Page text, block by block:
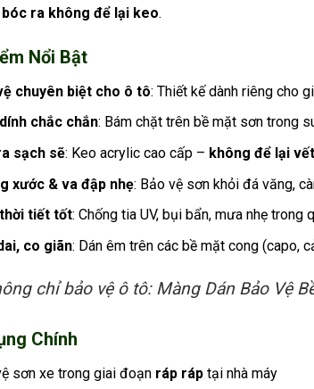
bóc ra không để lại keo.
Nổi Bật
chuyên biệt cho ô tô: Thiết kế dành riêng cho
chắc chắn: Bám chặt trên bề mặt sơn trong
sạch sẽ: Keo acrylic cao cấp – không để lại
xước & va đập nhẹ: Bảo vệ sơn khỏi đá văng,
tiết tốt: Chống tia UV, bụi bẩn, mưa nhẹ trong
co giãn: Dán êm trên các bề mặt cong (capo,
chỉ bảo vệ ô tô: Màng Dán Bảo Vệ
Chính
sơn xe trong giai đoạn ráp ráptại nhà máy